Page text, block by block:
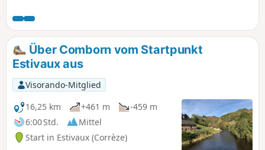
Kilometer lange Strecke auf 8 oder 6 Kilometer verkürzen.
Über Comborn vom Startpunkt
Estivaux aus
Visorando-Mitglied
16,25 km
+461 m
-459 m
6:00 Std.
Mittel
Start in Estivaux (Corrèze)